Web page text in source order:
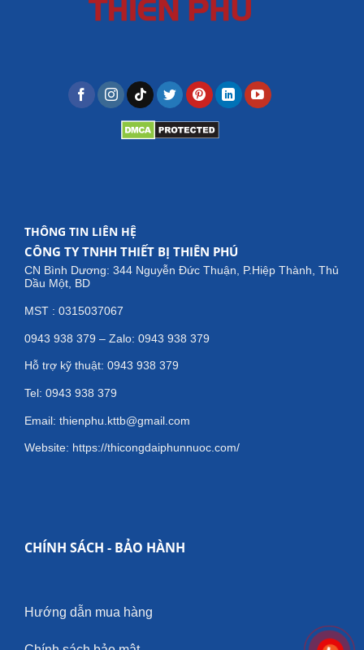
THÔNG TIN LIÊN HỆ
CÔNG TY TNHH THIẾT BỊ THIÊN PHÚ
CN Bình Dương: 344 Nguyễn Đức Thuận, P.Hiệp Thành, Thủ
Dầu Một, BD
MST : 0315037067
0943 938 379 – Zalo: 0943 938 379
Hỗ trợ kỹ thuật: 0943 938 379
Tel: 0943 938 379
Email: thienphu.kttb@gmail.com
Website: https://thicongdaiphunnuoc.com/
CHÍNH SÁCH - BẢO HÀNH
Hướng dẫn mua hàng